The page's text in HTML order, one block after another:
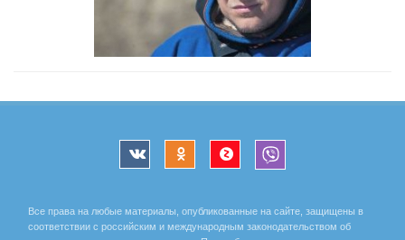
Все права на любые материалы, опубликованные на сайте, защищены в
соответствии с российским и международным законодательством об